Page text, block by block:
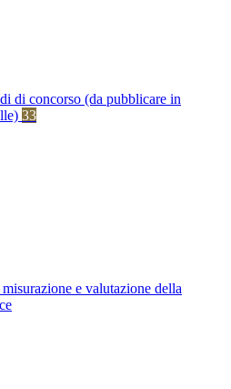
di concorso (da pubblicare in
33
e valutazione della